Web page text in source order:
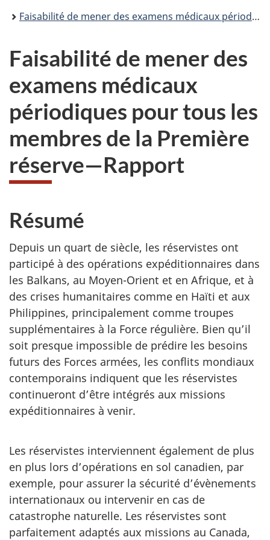
Faisabilité de mener des examens médicaux périodiques pour tous les membres de la Première réserve
Faisabilité de mener des
examens médicaux
périodiques pour tous les
membres de la Première
réserve—Rapport
Résumé
Depuis un quart de siècle, les réservistes ont
participé à des opérations expéditionnaires dans
les Balkans, au Moyen-Orient et en Afrique, et à
des crises humanitaires comme en Haïti et aux
Philippines, principalement comme troupes
supplémentaires à la Force régulière. Bien qu’il
soit presque impossible de prédire les besoins
futurs des Forces armées, les conflits mondiaux
contemporains indiquent que les réservistes
continueront d’être intégrés aux missions
expéditionnaires à venir.
Les réservistes interviennent également de plus
en plus lors d’opérations en sol canadien, par
exemple, pour assurer la sécurité d’évènements
internationaux ou intervenir en cas de
catastrophe naturelle. Les réservistes sont
parfaitement adaptés aux missions au Canada,